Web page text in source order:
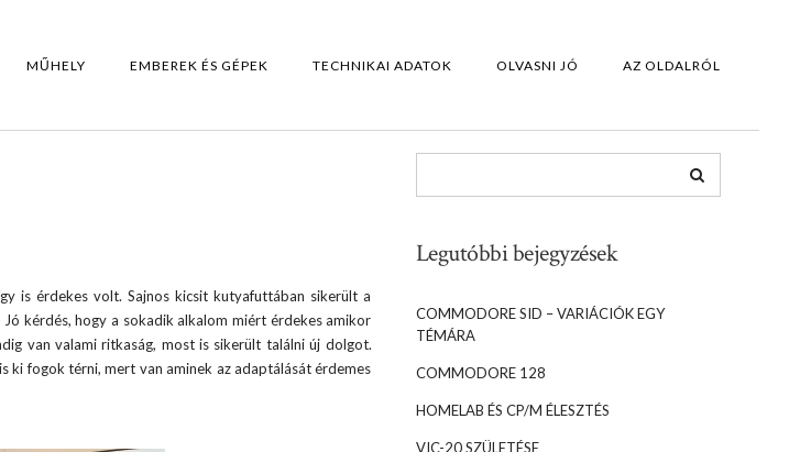
MŰHELY EMBEREK ÉS GÉPEK TECHNIKAI ADATOK OLVASNI JÓ AZ OLDALRÓL
is érdekes volt. Sajnos kicsit kutyafuttában sikerült a
kérdés, hogy a sokadik alkalom miért érdekes amikor
van valami ritkaság, most is sikerült találni új dolgot.
ki fogok térni, mert van aminek az adaptálását érdemes
Legutóbbi bejegyzések
COMMODORE SID – VARIÁCIÓK EGY
TÉMÁRA
COMMODORE 128
HOMELAB ÉS CP/M ÉLESZTÉS
VIC-20 SZÜLETÉSE